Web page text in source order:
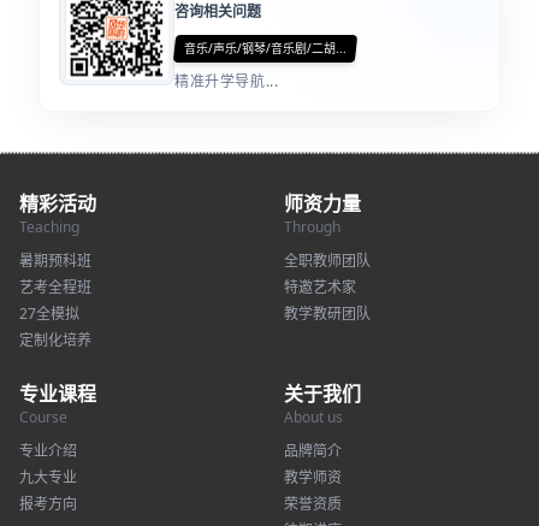
咨询相关问题
音乐/声乐/钢琴/音乐剧/二胡...
精准升学导航...
精彩活动
Teaching
暑期预科班
艺考全程班
27全模拟
定制化培养
师资力量
Through
全职教师团队
特邀艺术家
教学教研团队
专业课程
Course
专业介绍
九大专业
报考方向
关于我们
About us
品牌简介
教学师资
荣誉资质